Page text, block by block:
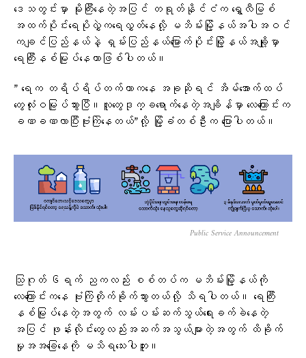
ဒေသတွင်းမှာ မိုးကြီးနေတဲ့အပြင် တရုတ်နိုင်ငံက ရွှေလီမြစ်
အထက်ပိုင်းရေပိုလွှဲက​ရေလွှတ်နေလို့ မဘိမ်းမြို့နယ်အပါအဝင်
ကချင်ပြည်နယ်နဲ့ ရှမ်းပြည်နယ်မြောက်ပိုင်းမြို့နယ်အချို့မှာ
ရေကြီးနစ်မြုပ်နေတာဖြစ်ပါတယ်။
” ရေက တရိပ်ရိပ်တက်တာကနေ အခုဆိုရင် အိမ်အောက်ထပ်
တွေလုံးဝမြုပ်သွားပြီ။လူတွေဒုက္ခရောက်နေတဲ့အချိန်မှာ လေကြောင်းက
ခဏခဏလာပြီးဗုံးကြဲနေတယ်”လို့ မြို့ခံတစ်ဦးက ပြောပါတယ်။
Public Service Announcement
သြဂုတ် ၆ရက် ညကလည်း စစ်တပ်က မဘိမ်းမြို့နယ်ကို
လေကြောင်းကနေ ဗုံးကြဲတိုက်ခိုက်သွားတယ်လို့ သိရပါတယ်။ ရေကြီး
နစ်မြုပ်နေတဲ့အတွက် လမ်းပမ်းဆက်သွယ်ရေးခက်ခဲနေတဲ့
အပြင် ဖုန်းလိုင်းတွေလည်းအဆက်အသွယ်များတဲ့အတွက် ထိခိုက်
မှုအအခြေနေကို မသိရသေးပါဘူး။